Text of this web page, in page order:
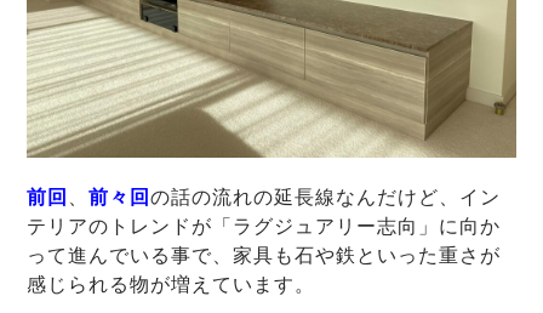
前回、前々回の話の流れの延長線なんだけど、イン
テリアのトレンドが「ラグジュアリー志向」に向か
って進んでいる事で、家具も石や鉄といった重さが
感じられる物が増えています。